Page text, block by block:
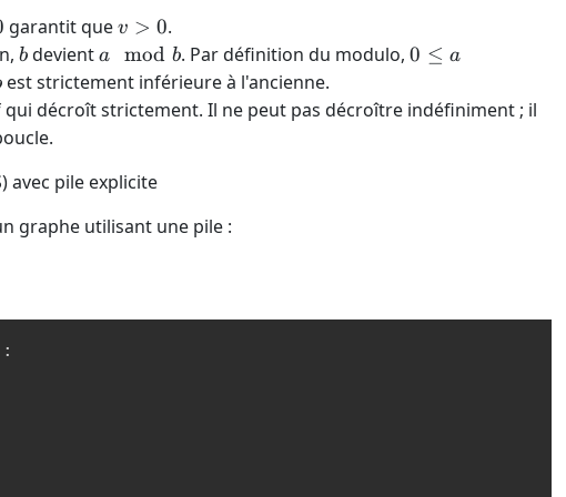
garantit quev
>
0
v > 0.
b
b devienta
\mod
b
a mod b. Par définition du modulo,0 \le
\mod
0 ≤ a
est strictement inférieure à l'ancienne.
décroît strictement. Il ne peut pas décroître indéfiniment ; il
avec pile explicite
graphe utilisant une pile :
: